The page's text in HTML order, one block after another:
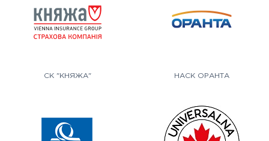
СК "КНЯЖА" НАСК ОРАНТА